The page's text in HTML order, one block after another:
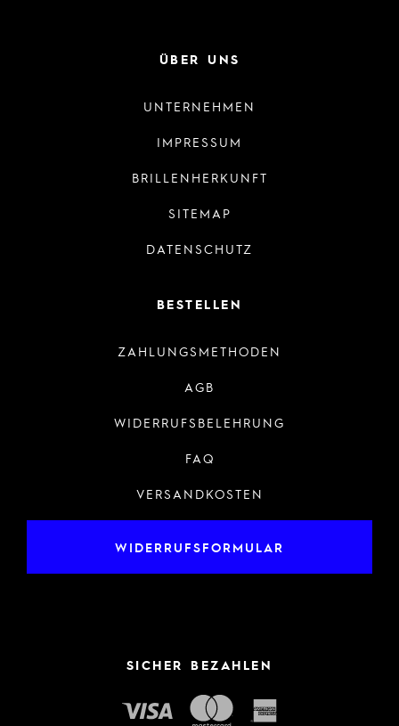
ÜBER UNS
UNTERNEHMEN
IMPRESSUM
BRILLENHERKUNFT
SITEMAP
DATENSCHUTZ
BESTELLEN
ZAHLUNGSMETHODEN
AGB
WIDERRUFSBELEHRUNG
FAQ
VERSANDKOSTEN
WIDERRUFSFORMULAR
SICHER BEZAHLEN